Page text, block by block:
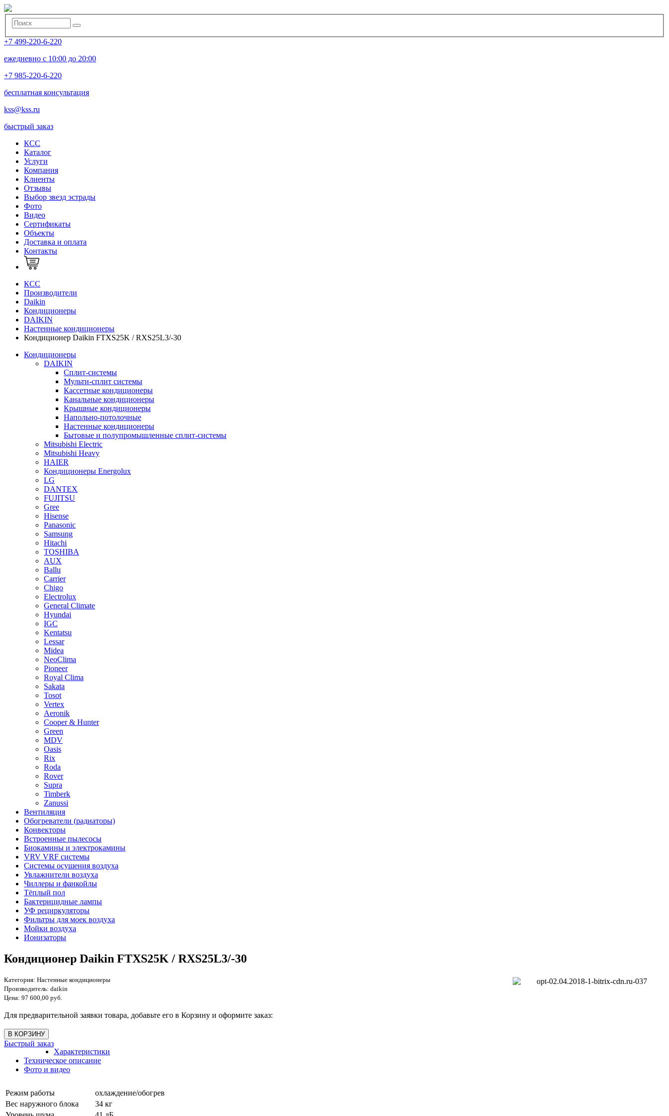
+7 499-220-6-220
ежедневно с 10:00 до 20:00
+7 985-220-6-220
бесплатная консультация
kss@kss.ru
быстрый заказ
КСС
Каталог
Услуги
Компания
Клиенты
Oтзывы
Выбор звезд эстрады
Фото
Видео
Сертификаты
Объекты
Доставка и оплата
Контакты
КСС
Производители
Daikin
Кондиционеры
DAIKIN
Настенные кондиционеры
Кондиционер Daikin FTXS25K / RXS25L3/-30
Кондиционеры
DAIKIN
Сплит-системы
Мульти-сплит системы
Кассетные кондиционеры
Канальные кондиционеры
Крышные кондиционеры
Напольно-потолочные
Настенные кондиционеры
Бытовые и полупромышленные сплит-системы
Mitsubishi Electric
Mitsubishi Heavy
HAIER
Кондиционеры Energolux
LG
DANTEX
FUJITSU
Gree
Hisense
Panasonic
Samsung
Hitachi
TOSHIBA
AUX
Ballu
Carrier
Chigo
Electrolux
General Climate
Hyundai
IGC
Kentatsu
Lessar
Midea
NeoClima
Pioneer
Royal Clima
Sakata
Tosot
Vertex
Aeronik
Cooper & Hunter
Green
MDV
Oasis
Rix
Roda
Rover
Supra
Timberk
Zanussi
Вентиляция
Обогреватели (радиаторы)
Конвекторы
Встроенные пылесосы
Биокамины и электрокамины
VRV VRF системы
Системы осушения воздуха
Увлажнители воздуха
Чиллеры и фанкойлы
Тёплый пол
Бактерицидные лампы
УФ рециркуляторы
Фильтры для моек воздуха
Мойки воздуха
Ионизаторы
Кондиционер Daikin FTXS25K / RXS25L3/-30
Категория: Настенные кондиционеры
Производитель: daikin
Цена: 97 600,00 руб.
Для предварительной заявки товара, добавьте его в Корзину и оформите заказ:
Быстрый заказ
Характеристики
Техническое описание
Фото и видео
Режим работы
охлаждение/обогрев
Вес наружного блока
34 кг